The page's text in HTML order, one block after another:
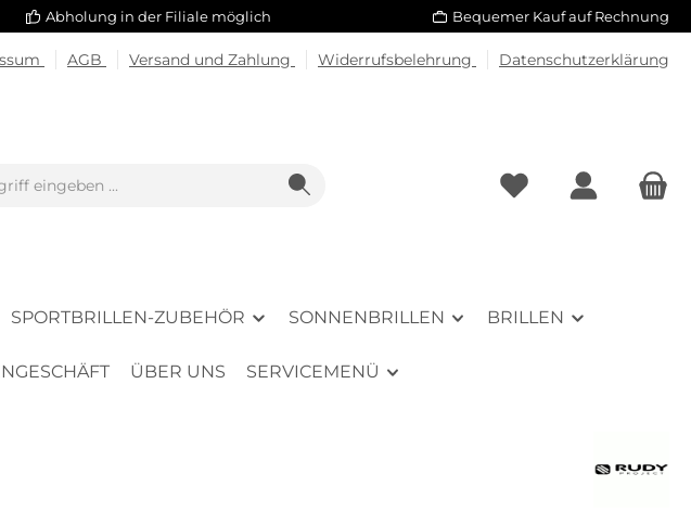
Abholung in der Filiale möglich Bequemer Kauf auf Rechnung
AGB Versand und Zahlung Widerrufsbelehrung Datenschutzerklärung
SPORTBRILLEN-ZUBEHÖR SONNENBRILLEN BRILLEN
ÜBER UNS SERVICEMENÜ